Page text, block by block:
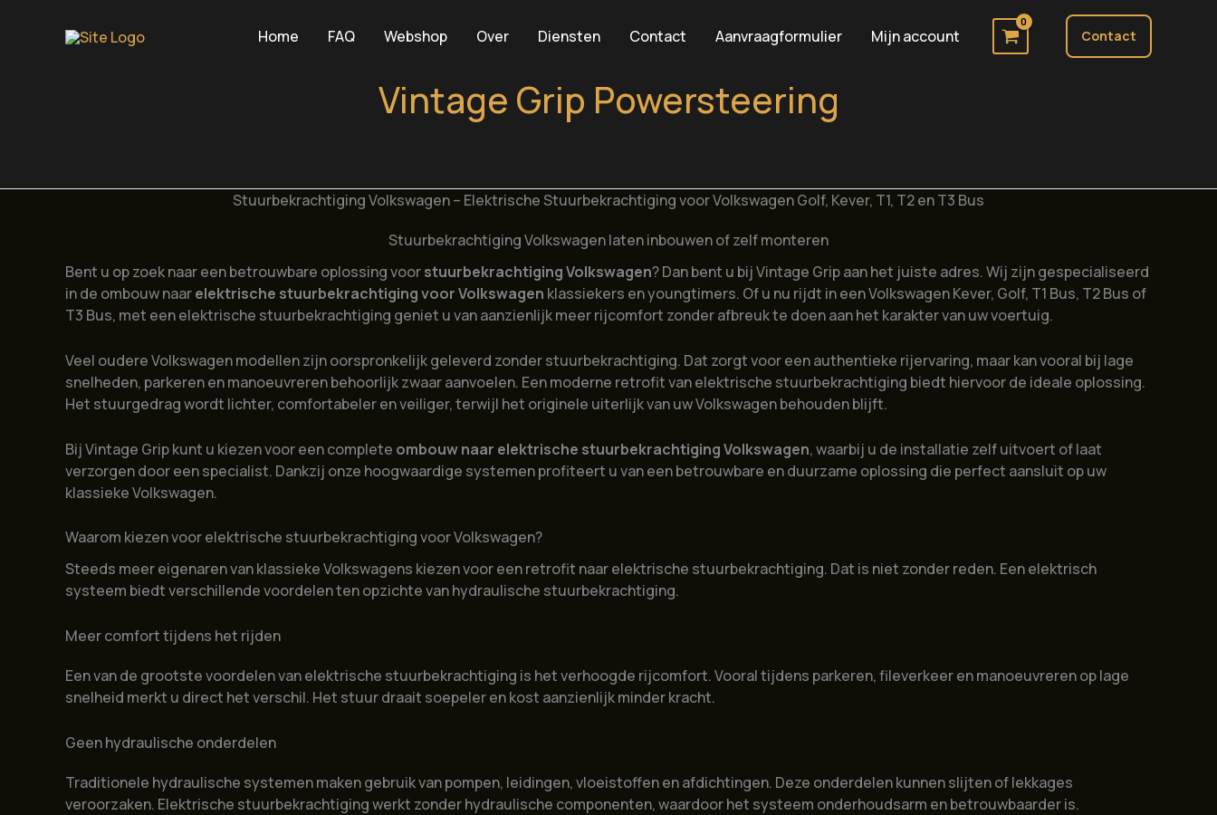
Home FAQ Webshop Over Diensten Contact Aanvraagformulier Mijn account Contact
Vintage Grip Powersteering
Stuurbekrachtiging Volkswagen – Elektrische Stuurbekrachtiging voor Volkswagen Golf, Kever, T1, T2 en T3 Bus
Stuurbekrachtiging Volkswagen laten inbouwen of zelf monteren
Bent u op zoek naar een betrouwbare oplossing voorstuurbekrachtiging Volkswagen? Dan bent u bij Vintage Grip aan het juiste adres. Wij zijn gespecialiseerd
in de ombouw naarelektrische stuurbekrachtiging voor Volkswagen klassiekers en youngtimers. Of u nu rijdt in een Volkswagen Kever, Golf, T1 Bus, T2 Bus of
T3 Bus, met een elektrische stuurbekrachtiging geniet u van aanzienlijk meer rijcomfort zonder afbreuk te doen aan het karakter van uw voertuig.
Veel oudere Volkswagen modellen zijn oorspronkelijk geleverd zonder stuurbekrachtiging. Dat zorgt voor een authentieke rijervaring, maar kan vooral bij lage
snelheden, parkeren en manoeuvreren behoorlijk zwaar aanvoelen. Een moderne retrofit van elektrische stuurbekrachtiging biedt hiervoor de ideale oplossing.
Het stuurgedrag wordt lichter, comfortabeler en veiliger, terwijl het originele uiterlijk van uw Volkswagen behouden blijft.
Bij Vintage Grip kunt u kiezen voor een complete ombouw naar elektrische stuurbekrachtiging Volkswagen, waarbij u de installatie zelf uitvoert of laat
verzorgen door een specialist. Dankzij onze hoogwaardige systemen profiteert u van een betrouwbare en duurzame oplossing die perfect aansluit op uw
klassieke Volkswagen.
Waarom kiezen voor elektrische stuurbekrachtiging voor Volkswagen?
Steeds meer eigenaren van klassieke Volkswagens kiezen voor een retrofit naar elektrische stuurbekrachtiging. Dat is niet zonder reden. Een elektrisch
systeem biedt verschillende voordelen ten opzichte van hydraulische stuurbekrachtiging.
Meer comfort tijdens het rijden
Een van de grootste voordelen van elektrische stuurbekrachtiging is het verhoogde rijcomfort. Vooral tijdens parkeren, fileverkeer en manoeuvreren op lage
snelheid merkt u direct het verschil. Het stuur draait soepeler en kost aanzienlijk minder kracht.
Geen hydraulische onderdelen
Traditionele hydraulische systemen maken gebruik van pompen, leidingen, vloeistoffen en afdichtingen. Deze onderdelen kunnen slijten of lekkages
veroorzaken. Elektrische stuurbekrachtiging werkt zonder hydraulische componenten, waardoor het systeem onderhoudsarm en betrouwbaarder is.